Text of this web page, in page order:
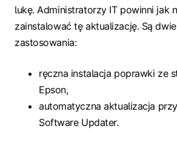
lukę. Administratorzy IT powinni jak
zainstalować tę aktualizację. Są
zastosowania:
ręczna instalacja poprawki ze
Epson,
automatyczna aktualizacja
Software Updater.